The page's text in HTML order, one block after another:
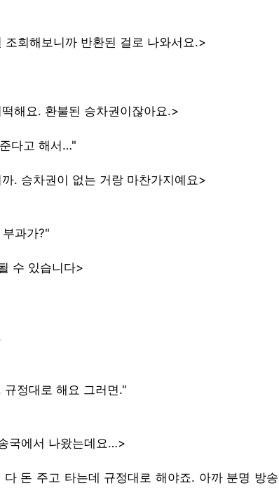
회해보니까 반환된 걸로 나와서요.>
해요. 환불된 승차권이잖아요.>
다고 해서…"
. 승차권이 없는 거랑 마찬가지예요>
과가?"
수 있습니다>
정대로 해요 그러면."
국에서 나왔는데요…>
돈 주고 타는데 규정대로 해야죠. 아까 분명 방송